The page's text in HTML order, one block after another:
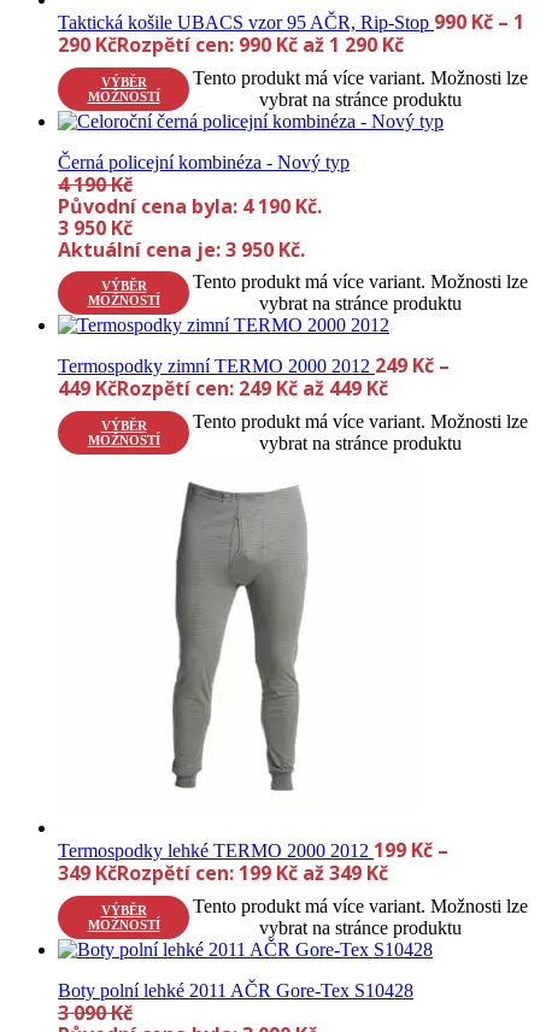
Taktická košile UBACS vzor 95 AČR, Rip-Stop 990 Kč – 1
290 KčRozpětí cen: 990 Kč až 1 290 Kč
VÝBĚR
MOŽNOSTÍ
Tento produkt má více variant. Možnosti lze
vybrat na stránce produktu
Černá policejní kombinéza - Nový typ
4 190Kč
Původní cena byla: 4 190 Kč.
3 950 Kč
Aktuální cena je: 3 950 Kč.
VÝBĚR
MOŽNOSTÍ
Tento produkt má více variant. Možnosti lze
vybrat na stránce produktu
Termospodky zimní TERMO 2000 2012 249 Kč –
449 KčRozpětí cen: 249 Kč až 449 Kč
VÝBĚR
MOŽNOSTÍ
Tento produkt má více variant. Možnosti lze
vybrat na stránce produktu
Termospodky lehké TERMO 2000 2012 199 Kč –
349 KčRozpětí cen: 199 Kč až 349 Kč
VÝBĚR
MOŽNOSTÍ
Tento produkt má více variant. Možnosti lze
vybrat na stránce produktu
Boty polní lehké 2011 AČR Gore-Tex S10428
3 090Kč